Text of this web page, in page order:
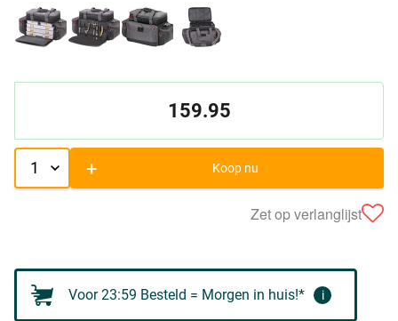
159.95
+ Koop nu
Zet op verlanglijst
Voor 23:59 Besteld = Morgen in huis!* i